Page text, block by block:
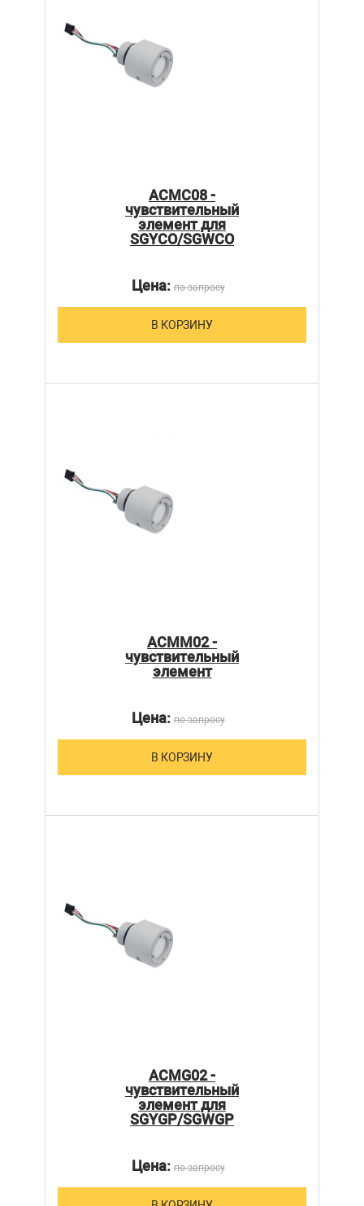
ACMC08 -
чувствительный
элемент для
SGYCO/SGWCO
Цена:по запросу
В КОРЗИНУ
ACMM02 -
чувствительный
элемент
Цена:по запросу
В КОРЗИНУ
ACMG02 -
чувствительный
элемент для
SGYGP/SGWGP
Цена:по запросу